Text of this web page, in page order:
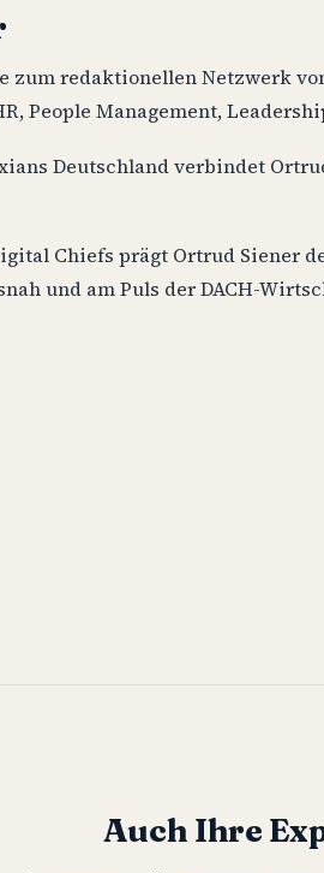
zum redaktionellen Netzwerk
People Management,
Deutschland verbindet
Chiefs prägt Ortrud Siener
und am Puls der DACH-
Auch Ihre